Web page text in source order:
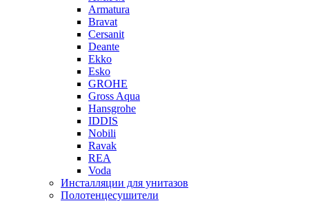
Armatura
Bravat
Cersanit
Deante
Ekko
Esko
GROHE
Gross Aqua
Hansgrohe
IDDIS
Nobili
Ravak
REA
Voda
Инсталляции для унитазов
Полотенцесушители